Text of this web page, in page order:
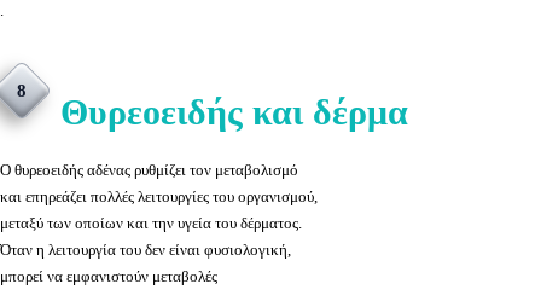
.
8
Θυρεοειδής και δέρμα
Ο θυρεοειδής αδένας ρυθμίζει τον μεταβολισμό
και επηρεάζει πολλές λειτουργίες του οργανισμού,
μεταξύ των οποίων και την υγεία του δέρματος.
Όταν η λειτουργία του δεν είναι φυσιολογική,
μπορεί να εμφανιστούν μεταβολές